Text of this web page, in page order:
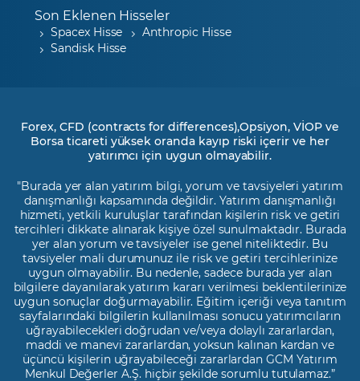
Son Eklenen Hisseler
Spacex Hisse
Anthropic Hisse
Sandisk Hisse
Forex, CFD (contracts for differences),Opsiyon, VİOP ve
Borsa ticareti yüksek oranda kayıp riski içerir ve her
yatırımcı için uygun olmayabilir.
"Burada yer alan yatırım bilgi, yorum ve tavsiyeleri yatırım
danışmanlığı kapsamında değildir. Yatırım danışmanlığı
hizmeti, yetkili kuruluşlar tarafından kişilerin risk ve getiri
tercihleri dikkate alınarak kişiye özel sunulmaktadır. Burada
yer alan yorum ve tavsiyeler ise genel niteliktedir. Bu
tavsiyeler mali durumunuz ile risk ve getiri tercihlerinize
uygun olmayabilir. Bu nedenle, sadece burada yer alan
bilgilere dayanılarak yatırım kararı verilmesi beklentilerinize
uygun sonuçlar doğurmayabilir. Eğitim içeriği veya tanıtım
sayfalarındaki bilgilerin kullanılması sonucu yatırımcıların
uğrayabilecekleri doğrudan ve/veya dolaylı zararlardan,
maddi ve manevi zararlardan, yoksun kalınan kardan ve
üçüncü kişilerin uğrayabileceği zararlardan GCM Yatırım
Menkul Değerler A.Ş. hiçbir şekilde sorumlu tutulamaz.”